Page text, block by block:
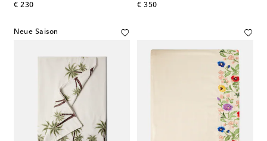
€ 230
original price
€ 350
original price
Neue Saison